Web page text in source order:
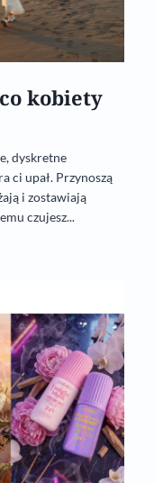
kobiety
dyskretne
ci upał. Przynoszą
i zostawiają
czujesz...